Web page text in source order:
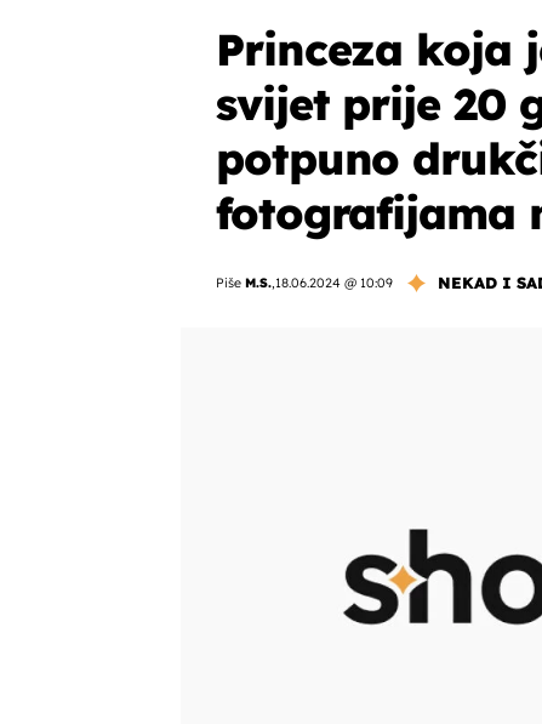
Princeza koja
svijet prije 20
potpuno
fotografijama
Piše M.S.,18.06.2024 @ 10:09 NEKAD I